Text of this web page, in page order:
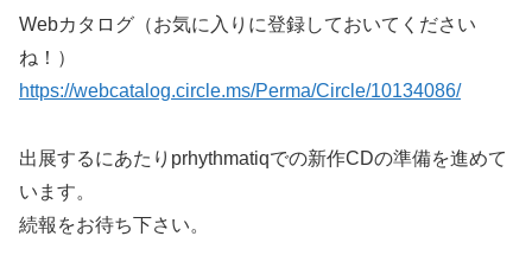
Webカタログ（お気に入りに登録しておいてください
ね！）
https://webcatalog.circle.ms/Perma/Circle/10134086/
出展するにあたりprhythmatiqでの新作CDの準備を進めて
います。
続報をお待ち下さい。